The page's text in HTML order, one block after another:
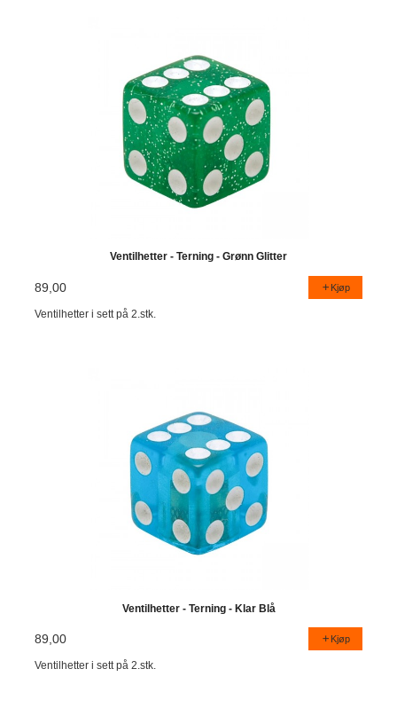
Ventilhetter - Terning - Grønn Glitter
89,00 Kjøp
Ventilhetter i sett på 2.stk.
Ventilhetter - Terning - Klar Blå
89,00 Kjøp
Ventilhetter i sett på 2.stk.